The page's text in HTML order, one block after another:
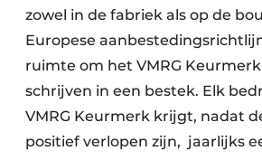
zowel in de fabriek als op de
Europese
ruimte om het VMRG
schrijven in een bestek. Elk
VMRG Keurmerk krijgt, nadat
positief verlopen zijn, jaarlijks